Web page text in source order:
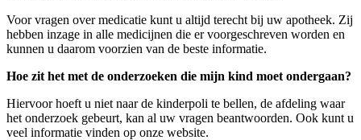
Voor vragen over medicatie kunt u altijd terecht bij uw apotheek. Zij
hebben inzage in alle medicijnen die er voorgeschreven worden en
kunnen u daarom voorzien van de beste informatie.
Hoe zit het met de onderzoeken die mijn kind moet ondergaan?
Hiervoor hoeft u niet naar de kinderpoli te bellen, de afdeling waar
het onderzoek gebeurt, kan al uw vragen beantwoorden. Ook kunt u
veel informatie vinden op onze website.